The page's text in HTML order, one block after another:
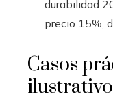
durabilidad
precio 15%,
Casos